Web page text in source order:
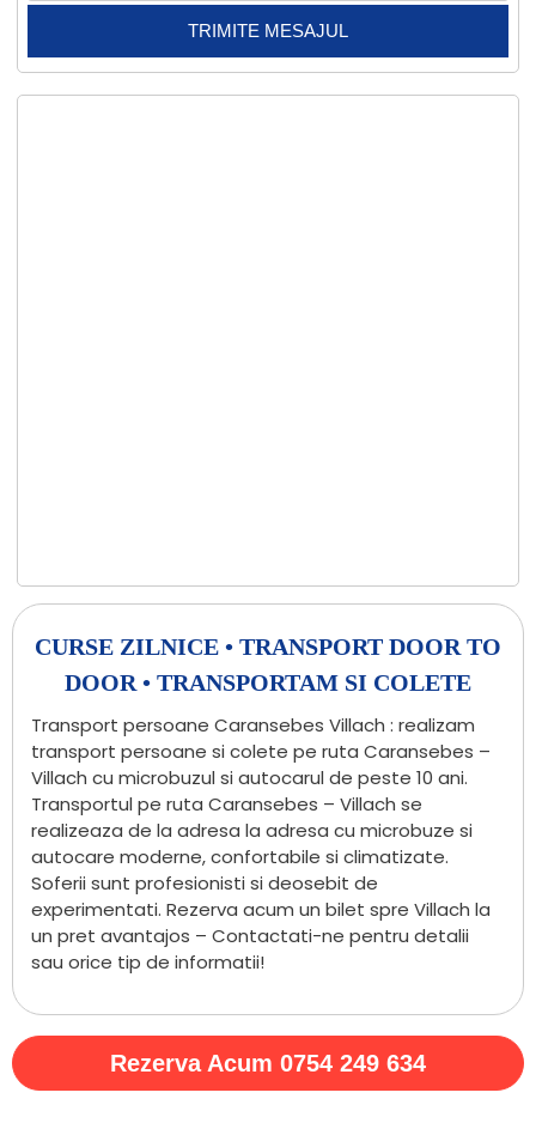
CURSE ZILNICE • TRANSPORT DOOR TO
DOOR • TRANSPORTAM SI COLETE
Transport persoane Caransebes Villach : realizam
transport persoane si colete pe ruta Caransebes –
Villach cu microbuzul si autocarul de peste 10 ani.
Transportul pe ruta Caransebes – Villach se
realizeaza de la adresa la adresa cu microbuze si
autocare moderne, confortabile si climatizate.
Soferii sunt profesionisti si deosebit de
experimentati. Rezerva acum un bilet spre Villach la
un pret avantajos – Contactati-ne pentru detalii
sau orice tip de informatii!
Rezerva Acum 0754 249 634